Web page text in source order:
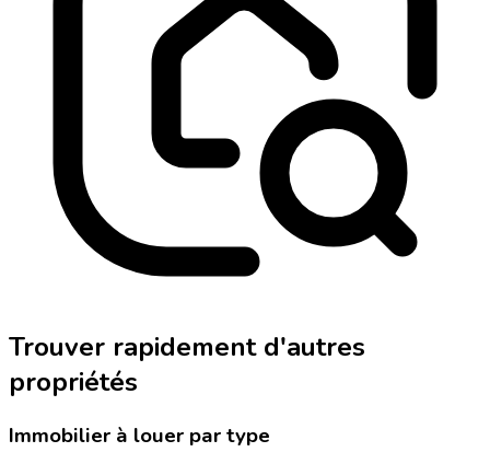
Trouver rapidement d'autres
propriétés
Immobilier à louer par type